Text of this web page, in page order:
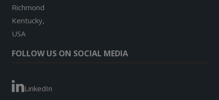
Richmond
Kentucky,
USA
FOLLOW US ON SOCIAL MEDIA
LinkedIn